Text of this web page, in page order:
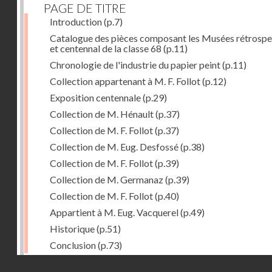
PAGE DE TITRE
Introduction(p.7)
Catalogue des pièces composant les Musées
et centennal de la classe 68 (p.11)
Chronologie de l'industrie du papier peint(p.11)
Collection appartenant à M. F. Follot(p.12)
Exposition centennale(p.29)
Collection de M. Hénault(p.37)
Collection de M. F. Follot(p.37)
Collection de M. Eug. Desfossé(p.38)
Collection de M. F. Follot(p.39)
Collection de M. Germanaz(p.39)
Collection de M. F. Follot(p.40)
Appartient à M. Eug. Vacquerel(p.49)
Historique(p.51)
Conclusion(p.73)